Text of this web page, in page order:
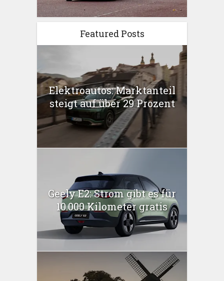
Featured Posts
Elektroautos: Marktanteil
steigt auf über 29 Prozent
Geely E2: Strom gibt es für
10.000 Kilometer gratis